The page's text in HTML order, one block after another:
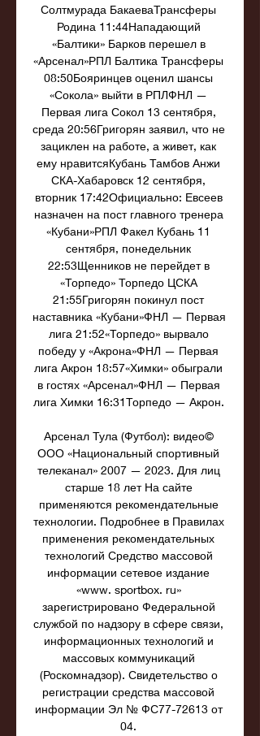
Солтмурада БакаеваТрансферы
Родина 11:44Нападающий
«Балтики» Барков перешел в
«Арсенал»РПЛ Балтика Трансферы
08:50Бояринцев оценил шансы
«Сокола» выйти в РПЛФНЛ —
Первая лига Сокол 13 сентября,
среда 20:56Григорян заявил, что не
зациклен на работе, а живет, как
ему нравитсяКубань Тамбов Анжи
СКА-Хабаровск 12 сентября,
вторник 17:42Официально: Евсеев
назначен на пост главного тренера
«Кубани»РПЛ Факел Кубань 11
сентября, понедельник
22:53Щенников не перейдет в
«Торпедо» Торпедо ЦСКА
21:55Григорян покинул пост
наставника «Кубани»ФНЛ — Первая
лига 21:52«Торпедо» вырвало
победу у «Акрона»ФНЛ — Первая
лига Акрон 18:57«Химки» обыграли
в гостях «Арсенал»ФНЛ — Первая
лига Химки 16:31Торпедо — Акрон.
Арсенал Тула (Футбол): видео©
ООО «Национальный спортивный
телеканал» 2007 — 2023. Для лиц
старше 18 лет На сайте
применяются рекомендательные
технологии. Подробнее в Правилах
применения рекомендательных
технологий Средство массовой
информации сетевое издание
«www. sportbox. ru»
зарегистрировано Федеральной
службой по надзору в сфере связи,
информационных технологий и
массовых коммуникаций
(Роскомнадзор). Свидетельство о
регистрации средства массовой
информации Эл № ФС77-72613 от
04.